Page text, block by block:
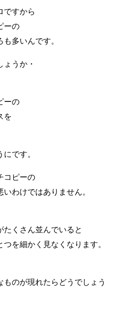
ですから
ーの
多いんです。
うか・
ーの
を
です。
コピーの
わけではありません。
たくさん並んでいると
を細かく見なくなります。
のが現れたらどうでしょう